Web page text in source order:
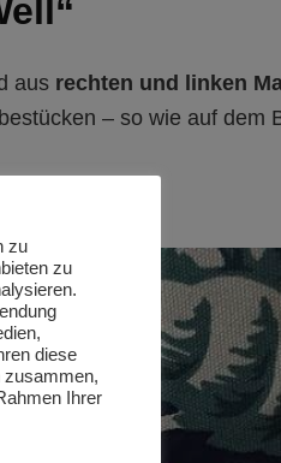
aus rechten und linken
bestücken – so wie auf dem
zu
zu
diese
zusammen,
Ihrer